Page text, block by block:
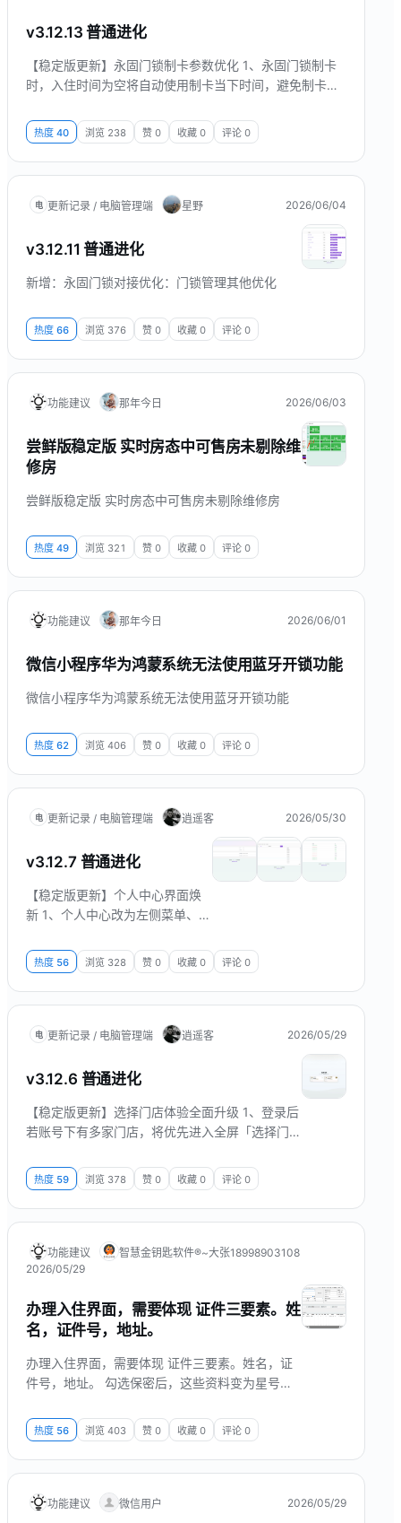
v3.12.13 普通进化
【稳定版更新】永固门锁制卡参数优化 1、永固门锁制卡
时，入住时间为空将自动使用制卡当下时间，避免制卡失
使用 0，提升兼容性与稳定性。
热度 40 浏览 238 赞 0 收藏 0 评论 0
电 更新记录 / 电脑管理端 星野 2026/06/04
v3.12.11 普通进化
新增：永固门锁对接优化：门锁管理其他优化
热度 66 浏览 376 赞 0 收藏 0 评论 0
功能建议 那年今日 2026/06/03
尝鲜版稳定版 实时房态中可售房未剔除维
修房
尝鲜版稳定版 实时房态中可售房未剔除维修房
热度 49 浏览 321 赞 0 收藏 0 评论 0
功能建议 那年今日 2026/06/01
微信小程序华为鸿蒙系统无法使用蓝牙开锁功能
微信小程序华为鸿蒙系统无法使用蓝牙开锁功能
热度 62 浏览 406 赞 0 收藏 0 评论 0
电 更新记录 / 电脑管理端 逍遥客 2026/05/30
v3.12.7 普通进化
【稳定版更新】个人中心界面焕
新 1、个人中心改为左侧菜单、右
息」「修改密码」「操作记录」
「登录记录」之间快速切换。 2、
个人信息区采用暖色渐变与头像
式排列，阅读更清晰。 3、修改
中、强），填写新密码时可直观
登录记录均以表格分页展示；操
作记录默认仅看...
热度 56 浏览 328 赞 0 收藏 0 评论 0
电 更新记录 / 电脑管理端 逍遥客 2026/05/29
v3.12.6 普通进化
【稳定版更新】选择门店体验全面升级 1、登录后
若账号下有多家门店，将优先进入全屏「选择门
店、再看对应应用。 2、选择门店页面采用现代简
约全屏布局：门店卡片居中排列（少量门店时更协
调）、每张卡片可点击进入，并显示门店名称、角
影与层次已优化；右上角可管理子账号或关闭页
面，顶部...
热度 59 浏览 378 赞 0 收藏 0 评论 0
功能建议
智慧金钥匙软件®~大张18998903108
2026/05/29
办理入住界面，需要体现 证件三要素。姓
名，证件号，地址。
办理入住界面，需要体现 证件三要素。姓名，证
件号，地址。 勾选保密后，这些资料变为星号。
息。
热度 56 浏览 403 赞 0 收藏 0 评论 0
功能建议 微信用户 2026/05/29